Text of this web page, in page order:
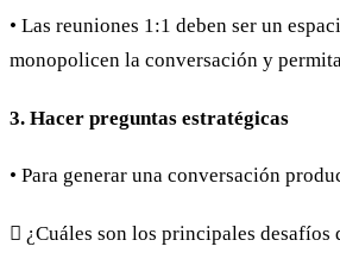
• Las reuniones 1:1 deben ser un
monopolicen la conversación y
3. Hacer preguntas estratégicas
• Para generar una conversación
 ¿Cuáles son los principales desafíos